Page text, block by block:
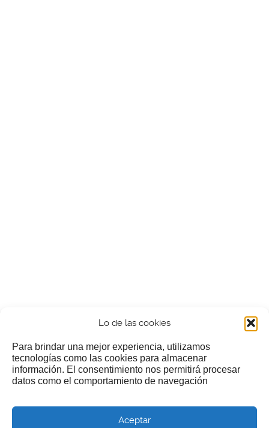
Lo de las cookies
Para brindar una mejor experiencia, utilizamos
tecnologías como las cookies para almacenar
información. El consentimiento nos permitirá procesar
datos como el comportamiento de navegación
Aceptar
¿Nos invitas a un cafecillo?
Si te gusta nuestra web puedes echar limosna a estos